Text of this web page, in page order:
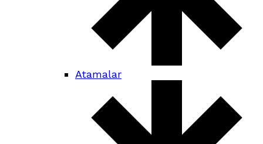
Atamalar